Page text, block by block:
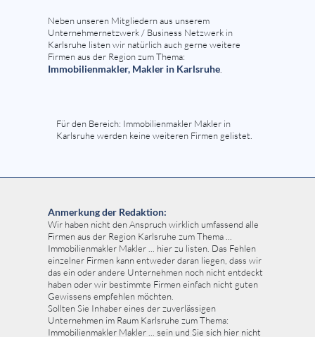
Neben unseren Mitgliedern aus unserem
Unternehmernetzwerk / Business Netzwerk in
Karlsruhe listen wir natürlich auch gerne weitere
Firmen aus der Region zum Thema:
Immobilienmakler, Makler in Karlsruhe.
Für den Bereich: Immobilienmakler Makler in
Karlsruhe werden keine weiteren Firmen gelistet.
Anmerkung der Redaktion:
Wir haben nicht den Anspruch wirklich umfassend alle
Firmen aus der Region Karlsruhe zum Thema ...
Immobilienmakler Makler ... hier zu listen. Das Fehlen
einzelner Firmen kann entweder daran liegen, dass wir
das ein oder andere Unternehmen noch nicht entdeckt
haben oder wir bestimmte Firmen einfach nicht guten
Gewissens empfehlen möchten.
Sollten Sie Inhaber eines der zuverlässigen
Unternehmen im Raum Karlsruhe zum Thema:
Immobilienmakler Makler ... sein und Sie sich hier nicht